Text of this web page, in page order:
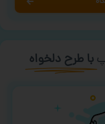
با طرح دلخواه